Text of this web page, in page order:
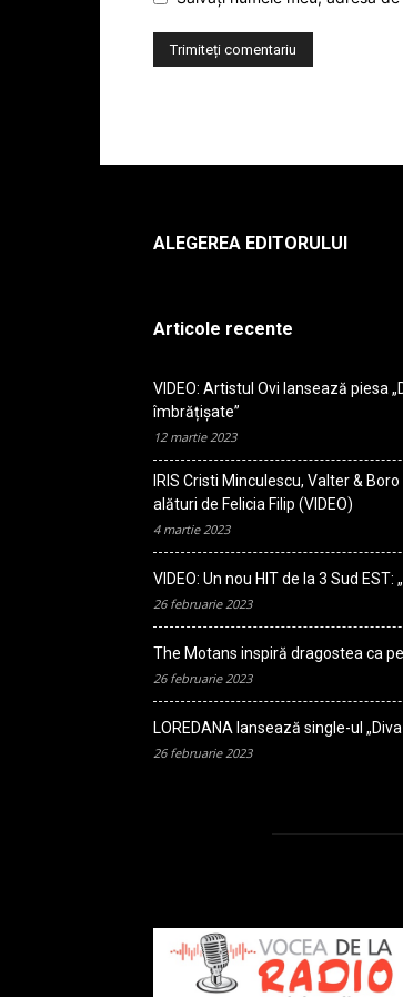
ALEGEREA EDITORULUI
Articole recente
VIDEO: Artistul Ovi lansează piesa
îmbrățișate”
12 martie 2023
IRIS Cristi Minculescu, Valter &
alături de Felicia Filip (VIDEO)
4 martie 2023
VIDEO: Un nou HIT de la 3 Sud EST:
26 februarie 2023
The Motans inspiră dragostea ca pe
26 februarie 2023
LOREDANA lansează single-ul „Diva
26 februarie 2023